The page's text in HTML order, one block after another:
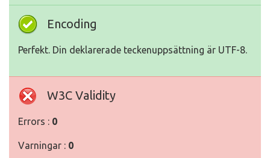
Encoding
Perfekt. Din deklarerade teckenuppsättning är UTF-8.
W3C Validity
Errors : 0
Varningar : 0